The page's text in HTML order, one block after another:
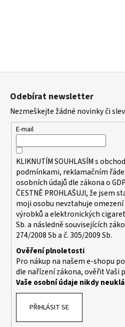
Z
Odebírat newsletter
Nezmeškejte žádné novinky či
E-mail
KLIKNUTÍM SOUHLASÍM s
podmínkami, reklamačním
osobních údajů dle zákona o
ČESTNĚ PROHLAŠUJI, že jsem
moji osobu nevztahuje
výrobků a elektronických
Sb. a následně souvisejících
274/2008 Sb a č. 305/2009 Sb.
Ověření plnoletosti
Pro nákup na našem e-shopu
dle nařízení zákona, ověřit Vaši
Vaše osobní údaje nikdy
PŘIHLÁSIT SE